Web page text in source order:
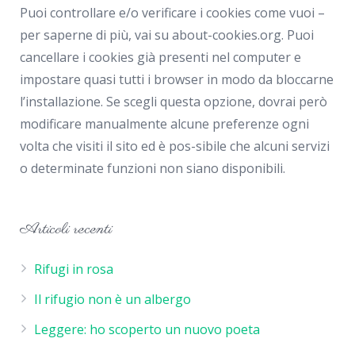
Puoi controllare e/o verificare i cookies come vuoi –
per saperne di più, vai su about-cookies.org. Puoi
cancellare i cookies già presenti nel computer e
impostare quasi tutti i browser in modo da bloccarne
l’installazione. Se scegli questa opzione, dovrai però
modificare manualmente alcune preferenze ogni
volta che visiti il sito ed è pos-sibile che alcuni servizi
o determinate funzioni non siano disponibili.
Articoli recenti
Rifugi in rosa
Il rifugio non è un albergo
Leggere: ho scoperto un nuovo poeta